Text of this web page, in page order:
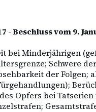
- Beschluss vom 9.
bei Minderjährigen
Schwere
der Folgen;
Opfers bei